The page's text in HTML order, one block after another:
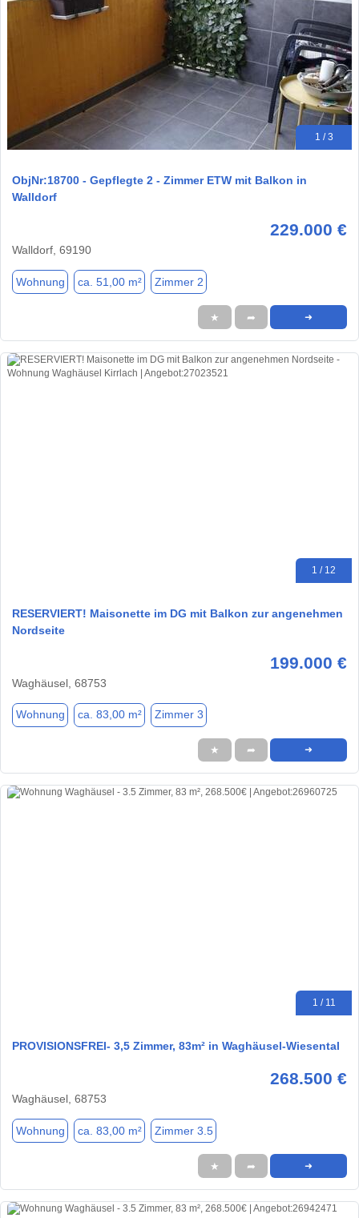
1 / 3
ObjNr:18700 - Gepflegte 2 - Zimmer ETW mit Balkon in
Walldorf
229.000 €
Walldorf, 69190
Wohnung ca. 51,00 m² Zimmer 2
★ ➦ ➜
1 / 12
RESERVIERT! Maisonette im DG mit Balkon zur angenehmen
Nordseite
199.000 €
Waghäusel, 68753
Wohnung ca. 83,00 m² Zimmer 3
★ ➦ ➜
1 / 11
PROVISIONSFREI- 3,5 Zimmer, 83m² in Waghäusel-Wiesental
268.500 €
Waghäusel, 68753
Wohnung ca. 83,00 m² Zimmer 3.5
★ ➦ ➜